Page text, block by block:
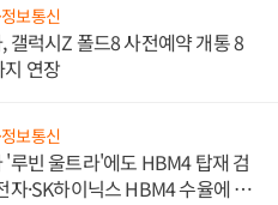
보통신
갤럭시Z 폴드8 사전예약 개통 8
연장
보통신
'루빈 울트라'에도 HBM4 탑재 검
자·SK하이닉스 HBM4 수율에 주